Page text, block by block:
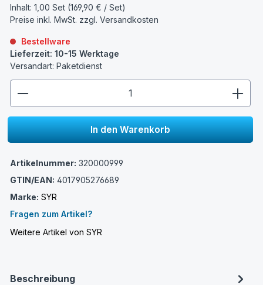
Inhalt: 1,00 Set (169,90 € / Set)
Preise inkl. MwSt. zzgl. Versandkosten
Bestellware
Lieferzeit: 10-15 Werktage
Versandart: Paketdienst
In den Warenkorb
Artikelnummer: 320000999
GTIN/EAN: 4017905276689
Marke: SYR
Fragen zum Artikel?
Weitere Artikel von SYR
Beschreibung